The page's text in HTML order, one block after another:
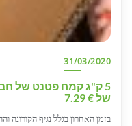
31/03/2020
של € 7.29
בזמן האחרון בגלל נגיף